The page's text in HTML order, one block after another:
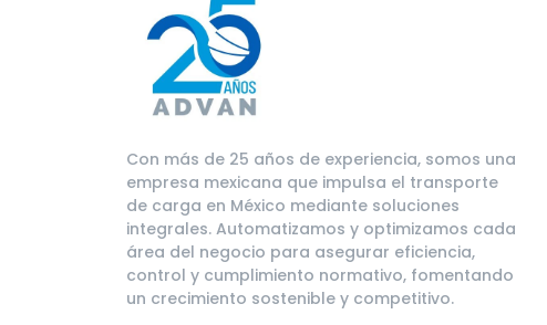
Con más de 25 años de experiencia, somos una
empresa mexicana que impulsa el transporte
de carga en México mediante soluciones
integrales. Automatizamos y optimizamos cada
área del negocio para asegurar eficiencia,
control y cumplimiento normativo, fomentando
un crecimiento sostenible y competitivo.